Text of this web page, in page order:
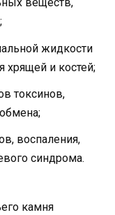
веществ,
жидкости
хрящей и костей;
токсинов,
воспаления,
синдрома.
камня